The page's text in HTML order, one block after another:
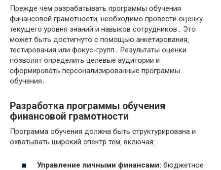
Прежде чем разрабатывать программы обучения
финансовой грамотности‚ необходимо провести оценку
текущего уровня знаний и навыков сотрудников․ Это
может быть достигнуто с помощью анкетирования‚
тестирования или фокус-групп․ Результаты оценки
позволят определить целевые аудитории и
сформировать персонализированные программы
обучения․
Разработка программы обучения
финансовой грамотности
Программа обучения должна быть структурирована и
охватывать широкий спектр тем‚ включая:
Управление личными финансами: бюджетное